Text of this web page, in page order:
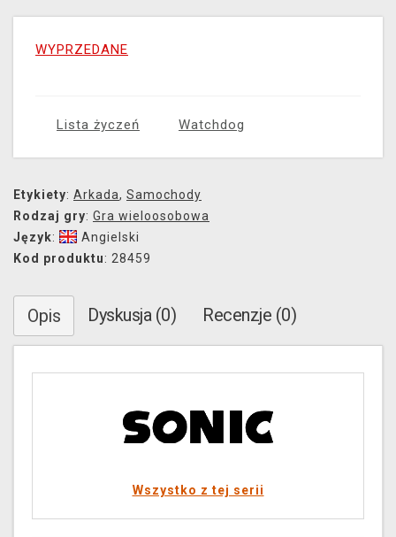
WYPRZEDANE
Lista życzeń Watchdog
Etykiety: Arkada, Samochody
Rodzaj gry: Gra wieloosobowa
Język:
Angielski
Kod produktu: 28459
Opis Dyskusja (0) Recenzje (0)
Wszystko z tej serii